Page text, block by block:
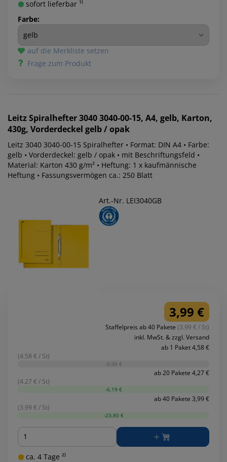
sofort lieferbar ¹⁾
Farbe:
auf die Merkliste setzen
Frage zum Produkt
LeitzSpiralhefter 3040 3040-00-15, A4, gelb, Karton,
430g, Vorderdeckel gelb / opak
Leitz 3040 3040-00-15 Spiralhefter • Format: DIN A4 • Farbe:
gelb • Vorderdeckel: gelb / opak • mit Beschriftungsfeld •
Material: Karton 430 g/m² • Heftung: 1 x kaufmännische
Heftung • Fassungsvermögen ca.: 250 Blatt
Art.-Nr. LEI3040GB
3,99 €
Staffelpreis ab 40 Pakete (3.99 € / St)
inkl. MwSt. & zzgl. Versand
ab 1 Paket 4,58 €
(4.58 € / St)
-0,00 €
ab 20 Pakete 4,27 €
(4.27 € / St)
-6,19 €
ab 40 Pakete 3,99 €
(3.99 € / St)
-23,80 €
Menge
ca. 4 Tage ²⁾